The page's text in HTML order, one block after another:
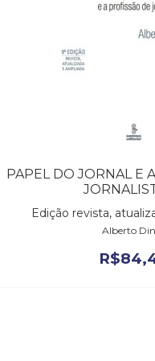
PAPEL DO JORNAL E
Edição revista,
Alberto
R$